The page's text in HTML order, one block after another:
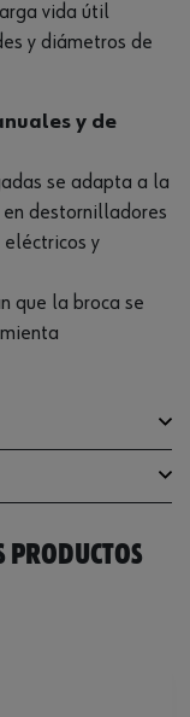
vida útil
y diámetros de
y de
se adapta a la
destornilladores
y
que la broca se
con orificio
PRODUCTOS